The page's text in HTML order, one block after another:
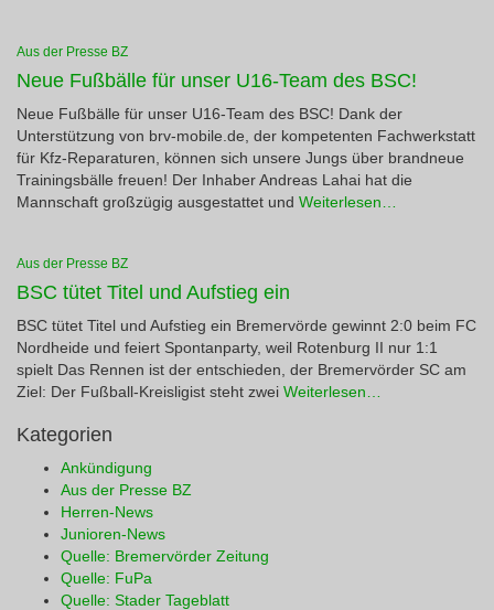
Aus der Presse BZ
Neue Fußbälle für unser U16-Team des BSC!
Neue Fußbälle für unser U16-Team des BSC! Dank der
Unterstützung von brv-mobile.de, der kompetenten Fachwerkstatt
für Kfz-Reparaturen, können sich unsere Jungs über brandneue
Trainingsbälle freuen! Der Inhaber Andreas Lahai hat die
Mannschaft großzügig ausgestattet und Weiterlesen…
Aus der Presse BZ
BSC tütet Titel und Aufstieg ein
BSC tütet Titel und Aufstieg ein Bremervörde gewinnt 2:0 beim FC
Nordheide und feiert Spontanparty, weil Rotenburg II nur 1:1
spielt Das Rennen ist der entschieden, der Bremervörder SC am
Ziel: Der Fußball-Kreisligist steht zwei Weiterlesen…
Kategorien
Ankündigung
Aus der Presse BZ
Herren-News
Junioren-News
Quelle: Bremervörder Zeitung
Quelle: FuPa
Quelle: Stader Tageblatt